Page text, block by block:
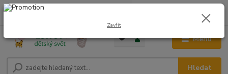
Menu
Hledat
+420 604 278 943 0,00 Kč
Zavřít